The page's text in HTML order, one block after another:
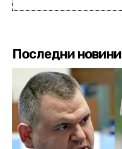
Последни новини